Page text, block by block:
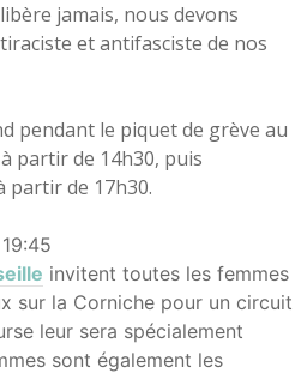
jamais, nous devons
et antifasciste de nos
pendant le piquet de grève au
partir de 14h30, puis
partir de 17h30.
invitent toutes les femmes
sur la Corniche pour un circuit
leur sera spécialement
sont également les